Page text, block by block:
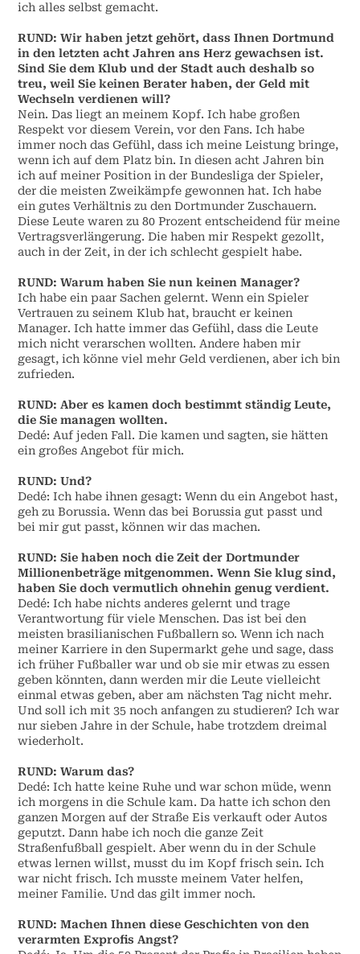
ich alles selbst gemacht.
RUND:Wir haben jetzt gehört, dass Ihnen Dortmund
in den letzten acht Jahren ans Herz gewachsen ist.
Sind Sie dem Klub und der Stadt auch deshalb so
treu, weil Sie keinen Berater haben, der Geld mit
Wechseln verdienen will?
Nein. Das liegt an meinem Kopf. Ich habe großen
Respekt vor diesem Verein, vor den Fans. Ich habe
immer noch das Gefühl, dass ich meine Leistung bringe,
wenn ich auf dem Platz bin. In diesen acht Jahren bin
ich auf meiner Position in der Bundesliga der Spieler,
der die meisten Zweikämpfe gewonnen hat. Ich habe
ein gutes Verhältnis zu den Dortmunder Zuschauern.
Diese Leute waren zu 80 Prozent entscheidend für meine
Vertragsverlängerung. Die haben mir Respekt gezollt,
auch in der Zeit, in der ich schlecht gespielt habe.
RUND:Warum haben Sie nun keinen Manager?
Ich habe ein paar Sachen gelernt. Wenn ein Spieler
Vertrauen zu seinem Klub hat, braucht er keinen
Manager. Ich hatte immer das Gefühl, dass die Leute
mich nicht verarschen wollten. Andere haben mir
gesagt, ich könne viel mehr Geld verdienen, aber ich bin
zufrieden.
RUND: Aber es kamen doch bestimmt ständig Leute,
die Sie managen wollten.
Dedé: Auf jeden Fall. Die kamen und sagten, sie hätten
ein großes Angebot für mich.
RUND:Und?
Dedé: Ich habe ihnen gesagt: Wenn du ein Angebot hast,
geh zu Borussia. Wenn das bei Borussia gut passt und
bei mir gut passt, können wir das machen.
RUND:Sie haben noch die Zeit der Dortmunder
Millionenbeträge mitgenommen. Wenn Sie klug sind,
haben Sie doch vermutlich ohnehin genug verdient.
Dedé: Ich habe nichts anderes gelernt und trage
Verantwortung für viele Menschen. Das ist bei den
meisten brasilianischen Fußballern so. Wenn ich nach
meiner Karriere in den Supermarkt gehe und sage, dass
ich früher Fußballer war und ob sie mir etwas zu essen
geben könnten, dann werden mir die Leute vielleicht
einmal etwas geben, aber am nächsten Tag nicht mehr.
Und soll ich mit 35 noch anfangen zu studieren? Ich war
nur sieben Jahre in der Schule, habe trotzdem dreimal
wiederholt.
RUND:Warum das?
Dedé: Ich hatte keine Ruhe und war schon müde, wenn
ich morgens in die Schule kam. Da hatte ich schon den
ganzen Morgen auf der Straße Eis verkauft oder Autos
geputzt. Dann habe ich noch die ganze Zeit
Straßenfußball gespielt. Aber wenn du in der Schule
etwas lernen willst, musst du im Kopf frisch sein. Ich
war nicht frisch. Ich musste meinem Vater helfen,
meiner Familie. Und das gilt immer noch.
RUND:Machen Ihnen diese Geschichten von den
verarmten Exprofis Angst?